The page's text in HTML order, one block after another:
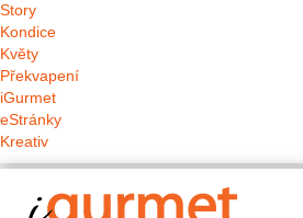
Story
Kondice
Květy
Překvapení
iGurmet
eStránky
Kreativ